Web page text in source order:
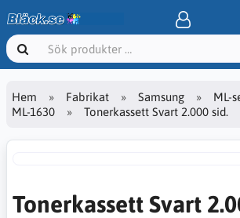
Hem Fabrikat Samsung
ML-
ML-1630
Tonerkassett Svart 2.000 sid.
Tonerkassett Svart